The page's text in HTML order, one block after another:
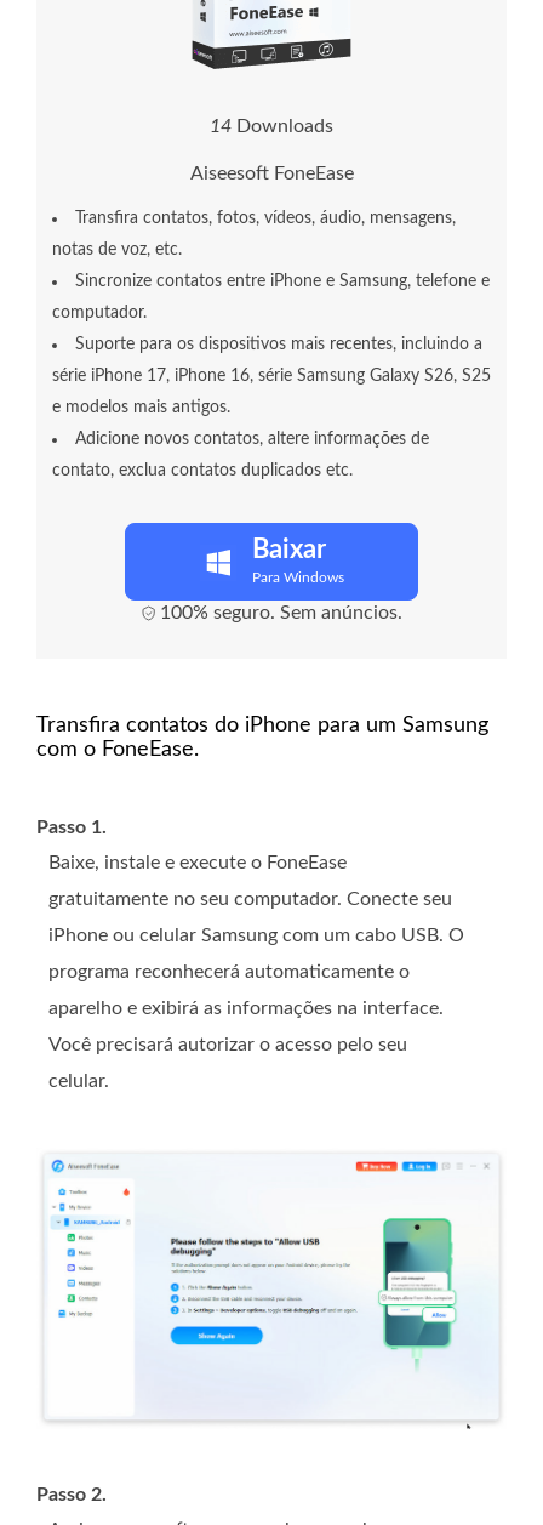
18 Downloads
Aiseesoft FoneEase
Transfira contatos, fotos, vídeos, áudio, mensagens,
notas de voz, etc.
Sincronize contatos entre iPhone e Samsung, telefone e
computador.
Suporte para os dispositivos mais recentes, incluindo a
série iPhone 17, iPhone 16, série Samsung Galaxy S26, S25
e modelos mais antigos.
Adicione novos contatos, altere informações de
contato, exclua contatos duplicados etc.
Baixar
Para Windows
100% seguro. Sem anúncios.
Transfira contatos do iPhone para um Samsung
com o FoneEase.
Passo 1.
Baixe, instale e execute o FoneEase
gratuitamente no seu computador. Conecte seu
iPhone ou celular Samsung com um cabo USB. O
programa reconhecerá automaticamente o
aparelho e exibirá as informações na interface.
Você precisará autorizar o acesso pelo seu
celular.
Passo 2.